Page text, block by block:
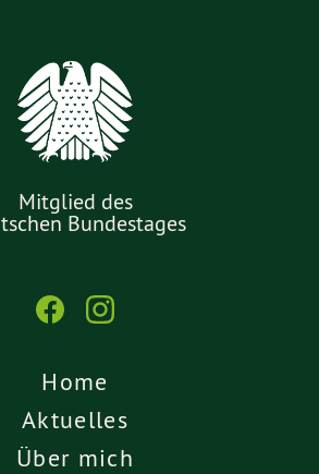
Mitglied des
Bundestages
Home
Aktuelles
Über mich